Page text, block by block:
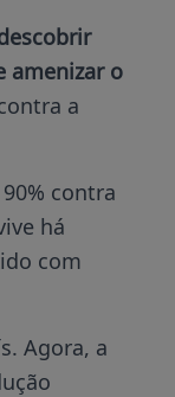
amenizar o
a
contra
há
com
Agora, a